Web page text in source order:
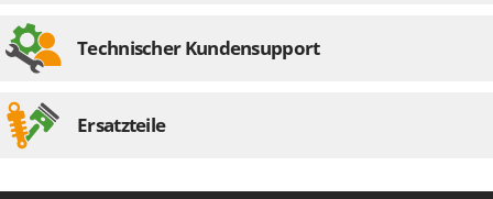
Technischer Kundensupport
Ersatzteile